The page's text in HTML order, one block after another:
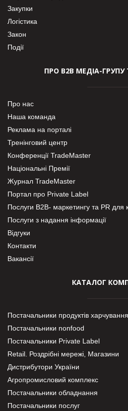
Закупки
Логістика
Закон
Події
ПРО В2В МЕДІА-ГРУПУ
Про нас
Наша команда
Реклама на порталі
Тренінговий центр
Конференції TradeMaster
Національні Премії
Журнал TradeMaster
Портал про Private Label
Послуги В2В- маркетингу та PR для
Послуги з надання інформації
Відгуки
Контакти
Вакансії
КАТАЛОГ
Постачальники продуктів харчування
Постачальники nonfood
Постачальники Private Label
Retail. Роздрібні мережі, Магазини
Дистрибутори України
Агропромисловий комплекс
Постачальники обладнання
Постачальники послуг